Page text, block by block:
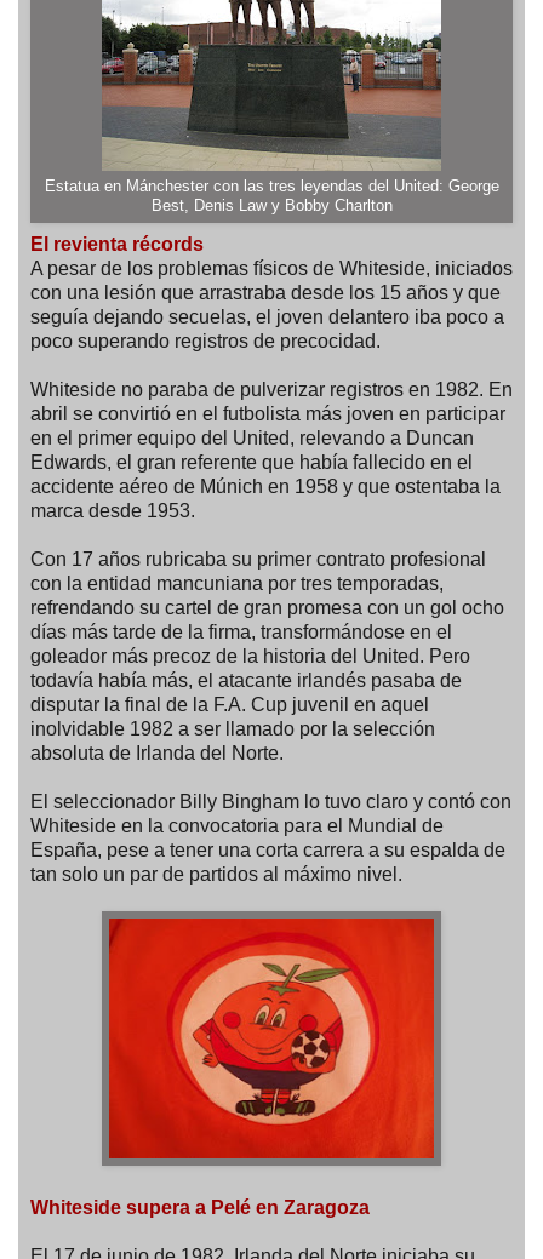
Estatua en Mánchester con las tres leyendas del United: George
Best, Denis Law y Bobby Charlton
El revienta récords
A pesar de los problemas físicos de Whiteside, iniciados
con una lesión que arrastraba desde los 15 años y que
seguía dejando secuelas, el joven delantero iba poco a
poco superando registros de precocidad.
Whiteside no paraba de pulverizar registros en 1982. En
abril se convirtió en el futbolista más joven en participar
en el primer equipo del United, relevando a Duncan
Edwards, el gran referente que había fallecido en el
accidente aéreo de Múnich en 1958 y que ostentaba la
marca desde 1953.
Con 17 años rubricaba su primer contrato profesional
con la entidad mancuniana por tres temporadas,
refrendando su cartel de gran promesa con un gol ocho
días más tarde de la firma, transformándose en el
goleador más precoz de la historia del United. Pero
todavía había más, el atacante irlandés pasaba de
disputar la final de la F.A. Cup juvenil en aquel
inolvidable 1982 a ser llamado por la selección
absoluta de Irlanda del Norte.
El seleccionador Billy Bingham lo tuvo claro y contó con
Whiteside en la convocatoria para el Mundial de
España, pese a tener una corta carrera a su espalda de
tan solo un par de partidos al máximo nivel.
Whiteside supera a Pelé en Zaragoza